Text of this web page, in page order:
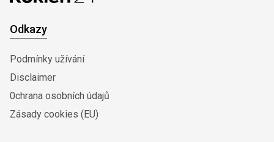
Odkazy
Podmínky užívání
Disclaimer
0chrana osobních údajů
Zásady cookies (EU)